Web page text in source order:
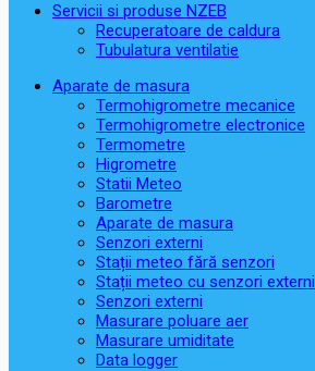
Servicii si produse NZEB
Recuperatoare de caldura
Tubulatura ventilatie
Aparate de masura
Termohigrometre mecanice
Termohigrometre electronice
Termometre
Higrometre
Statii Meteo
Barometre
Aparate de masura
Senzori externi
Stații meteo fără senzori
Stații meteo cu senzori externi
Senzori externi
Masurare poluare aer
Masurare umiditate
Data logger